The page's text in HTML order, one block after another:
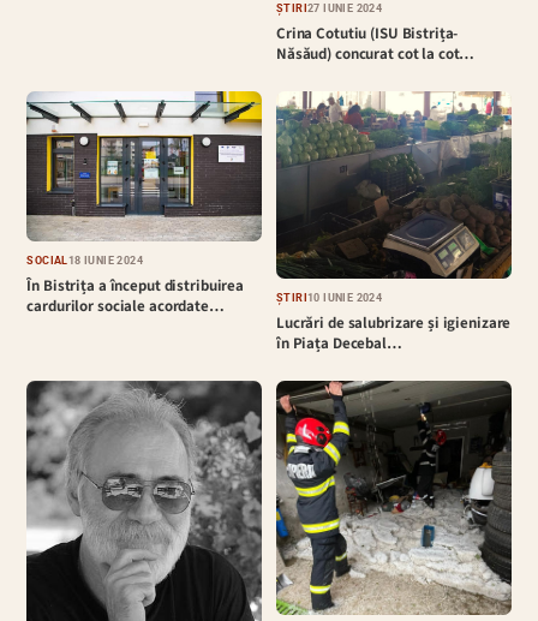
ȘTIRI27 IUNIE 2024
Crina Cotutiu (ISU Bistrița-
Năsăud) concurat cot la cot…
SOCIAL18 IUNIE 2024
În Bistrița a început distribuirea
cardurilor sociale acordate…
ȘTIRI10 IUNIE 2024
Lucrări de salubrizare și igienizare
în Piața Decebal…